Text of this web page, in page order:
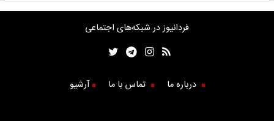
فردانیوز در شبکه‌های اجتماعی
درباره ما تماس با ما آرشیو